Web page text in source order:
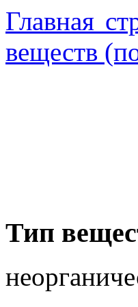
Главная
веществ
Тип